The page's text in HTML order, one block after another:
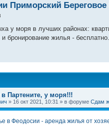
Приморский
у моря в лучших районах:
и бронирование жилья -
Партените, у моря!!!
» 16 окт 2021, 10:31 » в форуме Сдам
в Феодосии - аренда жилья от